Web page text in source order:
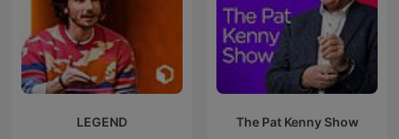
LEGEND The Pat Kenny Show